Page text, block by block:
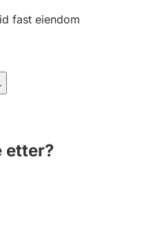
fast eiendom
etter?